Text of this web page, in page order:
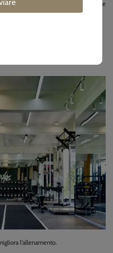
che vanno oltre il semplice
utilizzi. Questa guida illustra i vari
unici. Illustra inoltre i fattori
obiettivo è quello di fornirvi le
informate per la vostra
cosa rende una pista giusta per
l'allenamento.